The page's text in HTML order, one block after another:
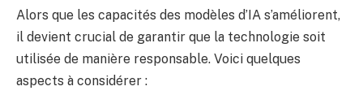
Alors que les capacités des modèles d’IA s’améliorent,
il devient crucial de garantir que la technologie soit
utilisée de manière responsable. Voici quelques
aspects à considérer :